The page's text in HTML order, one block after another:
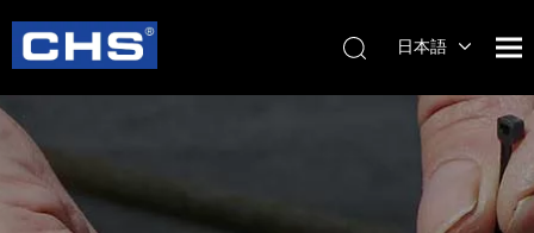
日本語
简体中